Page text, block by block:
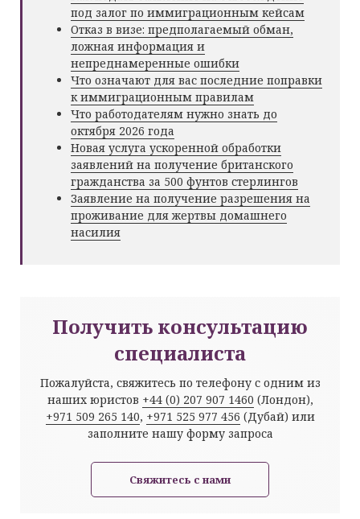
под залог по иммиграционным кейсам
Отказ в визе: предполагаемый обман,
ложная информация и
непреднамеренные ошибки
Что означают для вас последние поправки
к иммиграционным правилам
Что работодателям нужно знать до
октября 2026 года
Новая услуга ускоренной обработки
заявлений на получение британского
гражданства за 500 фунтов стерлингов
Заявление на получение разрешения на
проживание для жертвы домашнего
насилия
Получить консультацию
специалиста
Пожалуйста, свяжитесь по телефону с одним из
наших юристов +44 (0) 207 907 1460 (Лондон),
+971 509 265 140, +971 525 977 456 (Дубай) или
заполните нашу форму запроса
Свяжитесь с нами